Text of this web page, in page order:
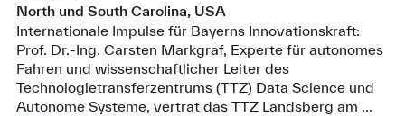
North und South Carolina, USA
Internationale Impulse für Bayerns Innovationskraft:
Prof. Dr.-Ing. Carsten Markgraf, Experte für autonomes
Fahren und wissenschaftlicher Leiter des
Technologietransferzentrums (TTZ) Data Science und
Autonome Systeme, vertrat das TTZ Landsberg am ...